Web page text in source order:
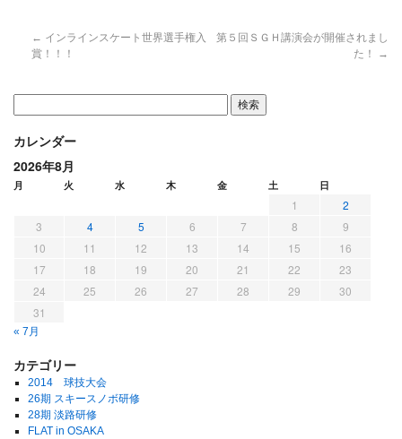
← インラインスケート世界選手権入
賞！！！
第５回ＳＧＨ講演会が開催されまし
た！
→
カレンダー
2026年8月
月 火 水 木 金 土 日
1
2
3
4 5 6 7 8
9
10
11 12 13 14 15
16
17
18 19 20 21 22
23
24
25 26 27 28 29
30
31
« 7月
カテゴリー
2014 球技大会
26期 スキースノボ研修
28期 淡路研修
FLAT in OSAKA